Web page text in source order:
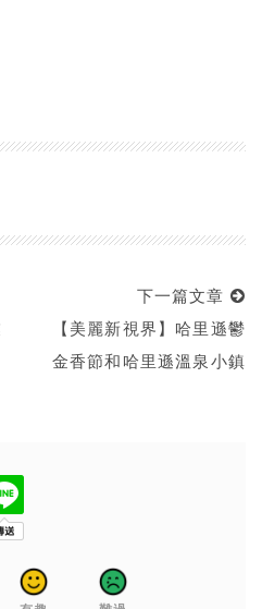
下一篇文章
【美麗新視界】哈里遜鬱
金香節和哈里遜溫泉小鎮